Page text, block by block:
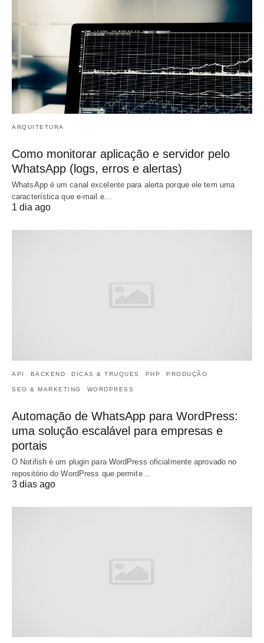
ARQUITETURA
Como monitorar aplicação e servidor pelo
WhatsApp (logs, erros e alertas)
WhatsApp é um canal excelente para alerta porque ele tem uma
característica que e-mail e…
1 dia ago
API BACKEND DICAS & TRUQUES PHP PRODUÇÃO
SEO & MARKETING WORDPRESS
Automação de WhatsApp para WordPress:
uma solução escalável para empresas e
portais
O Notifish é um plugin para WordPress oficialmente aprovado no
repositório do WordPress que permite…
3 dias ago